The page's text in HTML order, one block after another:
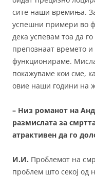
сите наши времиња.
успешни примери во
дека успевам тоа да
препознаат времето и
функционираме.
покажуваме кои сме,
овие наши години на
– Низ романот на
размислата за
атрактивен да го
И.И. Проблемот на
проблем што секој од